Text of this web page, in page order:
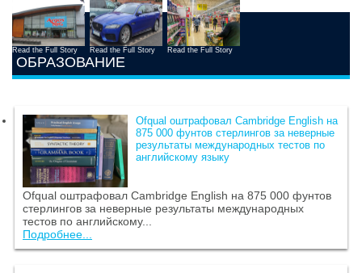
Read the Full Story Read the Full Story Read the Full Story
ОБРАЗОВАНИЕ
Ofqual оштрафовал Cambridge English на
875 000 фунтов стерлингов за неверные
результаты международных тестов по
английскому языку
Ofqual оштрафовал Cambridge English на 875 000 фунтов
стерлингов за неверные результаты международных
тестов по английскому...
Подробнее...